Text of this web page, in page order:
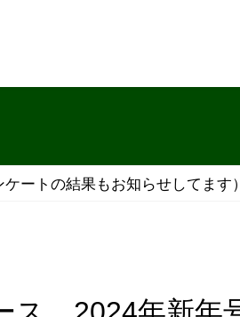
ートの結果もお知らせしてます）